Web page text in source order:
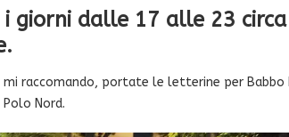
giorni dalle 17 alle 23
raccomando, portate le letterine per Babbo
Nord.